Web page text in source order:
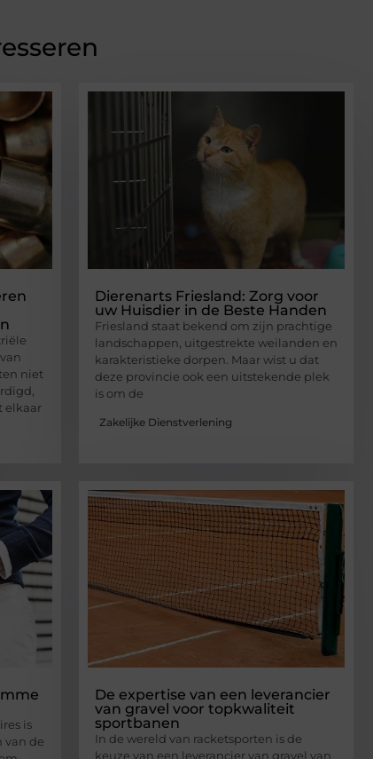
niet
elkaar
Dierenarts Friesland: Zorg voor
uw Huisdier in de Beste Handen
Friesland staat bekend om zijn prachtige
landschappen, uitgestrekte weilanden en
karakteristieke dorpen. Maar wist u dat
deze provincie ook een uitstekende plek
is om de
Zakelijke Dienstverlening
is
van de
De expertise van een leverancier
van gravel voor topkwaliteit
sportbanen
In de wereld van racketsporten is de
keuze van een leverancier van gravel van